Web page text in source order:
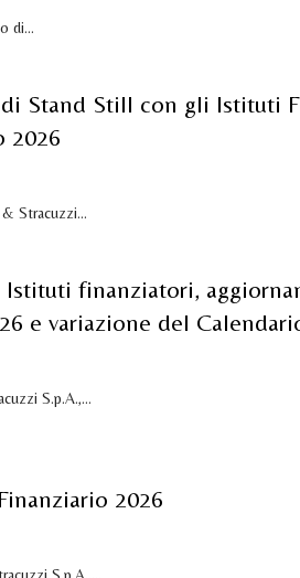
di...
Stand Still con gli Istituti
2026
Stracuzzi...
finanziatori,
e variazione del
S.p.A.,...
2026